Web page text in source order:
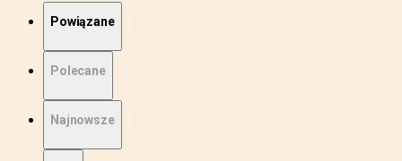
Powiązane
Polecane
Najnowsze